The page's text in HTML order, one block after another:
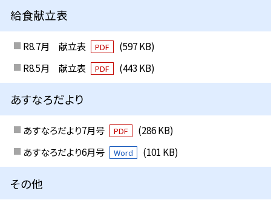
給食献立表
R8.7月 献立表 PDF
(597 KB)
R8.5月 献立表
PDF (443 KB)
あすなろだより
あすなろだより7月号 PDF
(286 KB)
あすなろだより6月号
Word (101 KB)
その他